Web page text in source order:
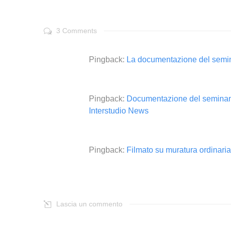
3 Comments
Pingback: La documentazione del
Pingback: Documentazione del
Interstudio News
Pingback: Filmato su muratura
Lascia un commento